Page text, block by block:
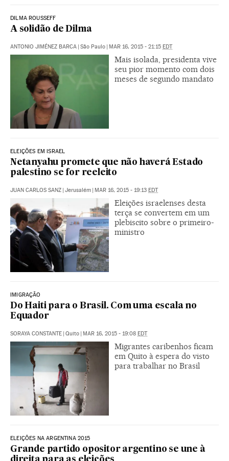
DILMA ROUSSEFF
A solidão de Dilma
ANTONIO JIMÉNEZ BARCA São Paulo MAR 16, 2015 - 21:15 EDT
Mais isolada, presidenta vive
seu pior momento com dois
meses de segundo mandato
ELEIÇÕES EM ISRAEL
Netanyahu promete que não haverá Estado
palestino se for reeleito
JUAN CARLOS SANZ Jerusalém MAR 16, 2015 - 19:13 EDT
Eleições israelenses desta
terça se convertem em um
plebiscito sobre o primeiro-
ministro
IMIGRAÇÃO
Do Haiti para o Brasil. Com uma escala no
Equador
SORAYA CONSTANTE | Quito | MAR 16, 2015 - 19:08 EDT
Migrantes caribenhos ficam
em Quito à espera do visto
para trabalhar no Brasil
ELEIÇÕES NA ARGENTINA 2015
Grande partido opositor argentino se une à